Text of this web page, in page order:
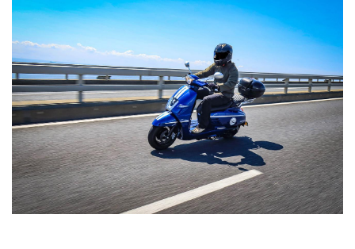
8万円以上もおトクになるって、
一体どういうこと!?